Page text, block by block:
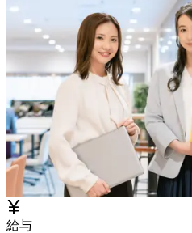
給与